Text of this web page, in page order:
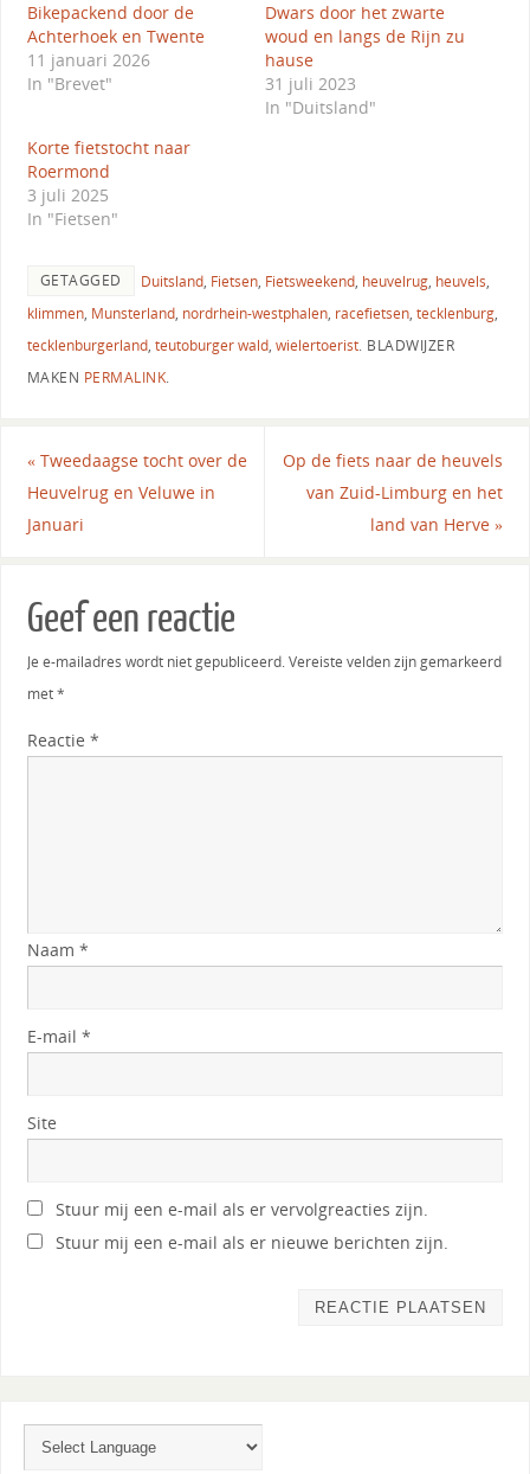
Bikepackend door de
Achterhoek en Twente
11 januari 2026
In "Brevet"
Dwars door het zwarte
woud en langs de Rijn zu
hause
31 juli 2023
In "Duitsland"
Korte fietstocht naar
Roermond
3 juli 2025
In "Fietsen"
GETAGGED Duitsland, Fietsen, Fietsweekend, heuvelrug, heuvels,
klimmen, Munsterland, nordrhein-westphalen, racefietsen, tecklenburg,
tecklenburgerland, teutoburger wald, wielertoerist. BLADWIJZER
MAKEN PERMALINK.
«Tweedaagse tocht over de
Heuvelrug en Veluwe in
Januari
Op de fiets naar de heuvels
van Zuid-Limburg en het
land van Herve»
Geef een reactie
Je e-mailadres wordt niet gepubliceerd. Vereiste velden zijn gemarkeerd
met*
Reactie *
Naam *
E-mail *
Site
Stuur mij een e-mail als er vervolgreacties zijn.
Stuur mij een e-mail als er nieuwe berichten zijn.